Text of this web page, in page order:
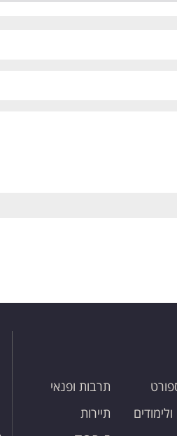
תרבות ופנאי
תיירות